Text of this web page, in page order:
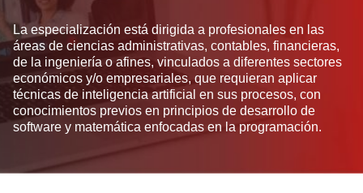
La especialización está dirigida a profesionales en las
áreas de ciencias administrativas, contables, financieras,
de la ingeniería o afines, vinculados a diferentes sectores
económicos y/o empresariales, que requieran aplicar
técnicas de inteligencia artificial en sus procesos, con
conocimientos previos en principios de desarrollo de
software y matemática enfocadas en la programación.